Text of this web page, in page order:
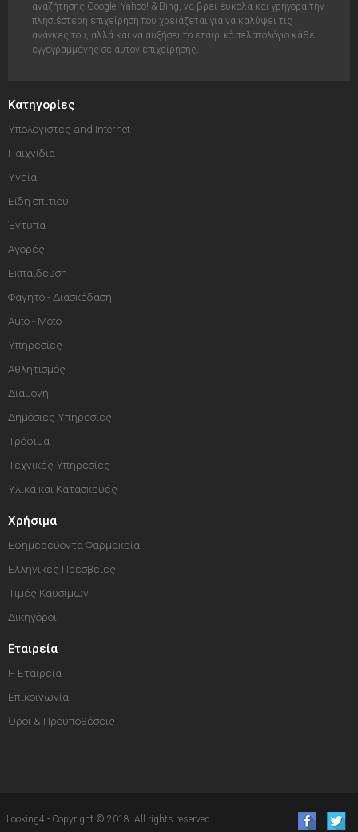
αναζήτησης Google, Yahoo! & Bing, να βρει έυκολα και γρήγορα την
πλησιέστερη επιχείρηση που χρειάζεται για να καλύψει τις
ανάγκες του, αλλά και να αυξήσει το εταιρικό πελατολόγιο κάθε
εγγεγραμμένης σε αυτόν επιχείρησης.
Κατηγορίες
Υπολογιστές and Internet
Παιχνίδια
Υγεία
Είδη σπιτιού
Έντυπα
Αγορές
Εκπαίδευση
Φαγητό - Διασκέδαση
Auto - Moto
Υπηρεσίες
Αθλητισμός
Διαμονή
Δημόσιες Υπηρεσίες
Τρόφιμα
Τεχνικές Υπηρεσίες
Υλικά και Κατασκευές
Χρήσιμα
Εφημερεύοντα Φαρμακεία
Ελληνικές Πρεσβείες
Τιμές Καυσίμων
Δικηγόροι
Εταιρεία
Η Εταιρεία
Επικοινωνία
Όροι & Προϋποθέσεις
Looking4 - Copyright © 2018. All rights reserved.